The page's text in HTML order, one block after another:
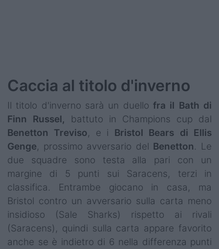
Caccia al titolo d'inverno
Il titolo d'inverno sarà un duello fra il Bath di
Finn Russel, battuto in Champions cup dal
Benetton
Treviso, e i Bristol Bears di Ellis
Genge, prossimo avversario del Benetton. Le
due squadre sono testa alla pari con un
margine di 5 punti sui Saracens, terzi in
classifica. Entrambe giocano in casa, ma
Bristol contro un avversario sulla carta meno
insidioso (Sale Sharks) rispetto ai rivali
(Saracens), quindi sulla carta appare favorito
anche se è indietro di 6 nella differenza punti